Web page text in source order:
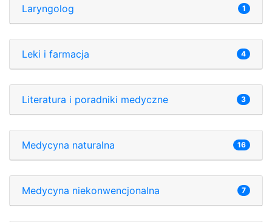
Laryngolog 1
Leki i farmacja 4
Literatura i poradniki medyczne 3
Medycyna naturalna 16
Medycyna niekonwencjonalna 7